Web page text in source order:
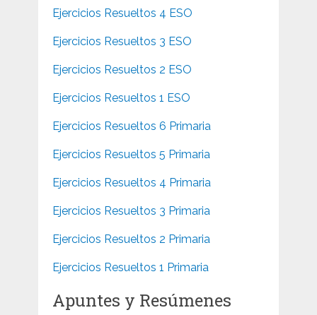
Ejercicios Resueltos 4 ESO
Ejercicios Resueltos 3 ESO
Ejercicios Resueltos 2 ESO
Ejercicios Resueltos 1 ESO
Ejercicios Resueltos 6 Primaria
Ejercicios Resueltos 5 Primaria
Ejercicios Resueltos 4 Primaria
Ejercicios Resueltos 3 Primaria
Ejercicios Resueltos 2 Primaria
Ejercicios Resueltos 1 Primaria
Apuntes y Resúmenes